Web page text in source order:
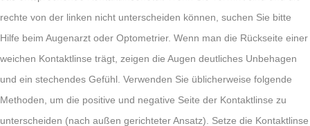
rechte von der linken nicht unterscheiden können, suchen Sie bitte
Hilfe beim Augenarzt oder Optometrier. Wenn man die Rückseite einer
weichen Kontaktlinse trägt, zeigen die Augen deutliches Unbehagen
und ein stechendes Gefühl. Verwenden Sie üblicherweise folgende
Methoden, um die positive und negative Seite der Kontaktlinse zu
unterscheiden (nach außen gerichteter Ansatz). Setze die Kontaktlinse